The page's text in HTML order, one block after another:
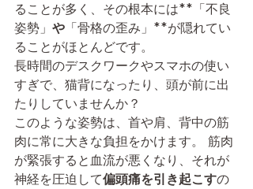
ることが多く、その根本には**「不良
姿勢」 や 「骨格の歪み」**が隠れてい
ることがほとんどです。
長時間のデスクワークやスマホの使い
すぎで、猫背になったり、頭が前に出
たりしていませんか？
このような姿勢は、首や肩、背中の筋
肉に常に大きな負担をかけます。 筋肉
が緊張すると血流が悪くなり、それが
神経を圧迫して偏頭痛を引き起こすの